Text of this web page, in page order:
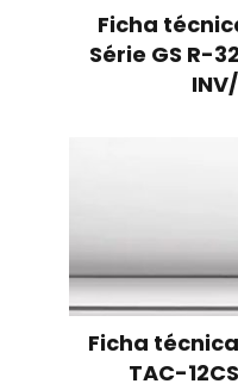
Ficha
Série GS R-
Ficha técnica
TAC-